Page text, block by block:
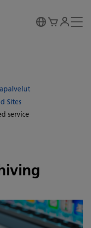
Sites
service